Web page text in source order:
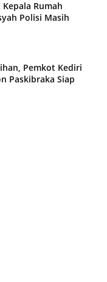
Rumah
Polisi Masih
Pemkot Kediri
Paskibraka Siap